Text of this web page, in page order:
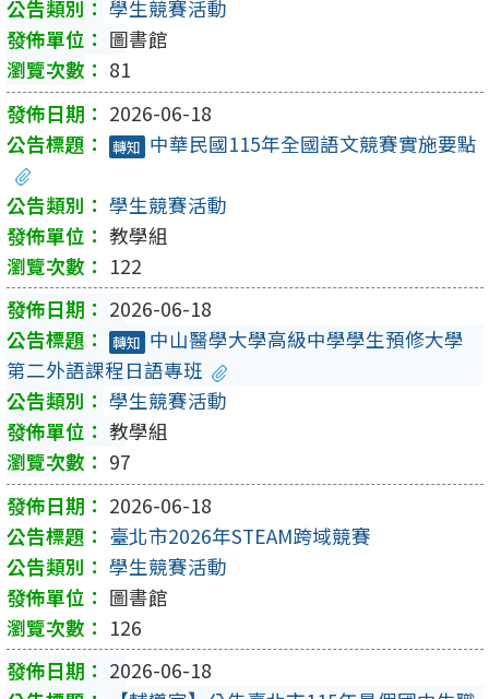
學生競賽活動
圖書館
81
2026-06-18
轉知 中華民國115年全國語文競賽實施要點
學生競賽活動
教學組
122
2026-06-18
轉知 中山醫學大學高級中學學生預修大學
第二外語課程日語專班
學生競賽活動
教學組
97
2026-06-18
臺北市2026年STEAM跨域競賽
學生競賽活動
圖書館
126
2026-06-18